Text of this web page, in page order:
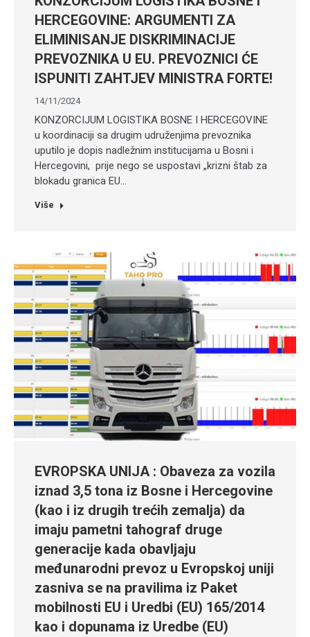
HERCEGOVINE: ARGUMENTI ZA
ELIMINISANJE DISKRIMINACIJE
PREVOZNIKA U EU. PREVOZNICI ĆE
ISPUNITI ZAHTJEV MINISTRA FORTE!
14/11/2024
KONZORCIJUM LOGISTIKA BOSNE I HERCEGOVINE
u koordinaciji sa drugim udruženjima prevoznika
uputilo je dopis nadležnim institucijama u Bosni i
Hercegovini, prije nego se uspostavi „krizni štab za
blokadu granica EU…
Više
EVROPSKA UNIJA : Obaveza za vozila
iznad 3,5 tona iz Bosne i Hercegovine
(kao i iz drugih trećih zemalja) da
imaju pametni tahograf druge
generacije kada obavljaju
međunarodni prevoz u Evropskoj uniji
zasniva se na pravilima iz Paket
mobilnosti EU i Uredbi (EU) 165/2014
kao i dopunama iz Uredbe (EU)